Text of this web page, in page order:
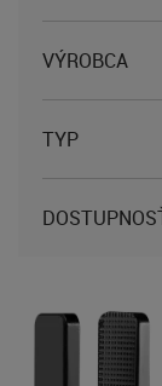
VÝROBCA
TYP